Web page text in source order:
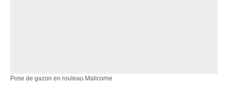
Pose de gazon en rouleau Malicorne